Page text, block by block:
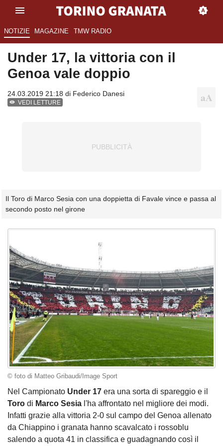
NOTIZIE MAGAZINE TMW RADIO
Under 17, la vittoria con il
Genoa vale doppio
24.03.2019 21:18 di Federico Danesi
VEDI LETTURE
Il Toro di Marco Sesia con una doppietta di Favale vince e passa al
secondo posto nel girone
© foto di Matteo Gribaudi/Image Sport
Nel Campionato Under 17 era una sorta di spareggio e il
Toro di Marco Sesia l'ha affrontato nel migliore dei modi.
Infatti grazie alla vittoria 2-0 sul campo del Genoa allenato
da Chiappino i granata hanno scavalcato i rossoblu
salendo a quota 41 in classifica e guadagnando così il